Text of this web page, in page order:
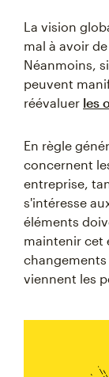
La vision
mal à avoir
Néanmoins,
peuvent
réévaluer les
En règle
concernent
entreprise,
s'intéresse
éléments
maintenir cet
viennent les